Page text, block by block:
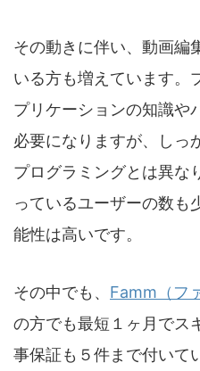
その動きに伴い、動画編
いる方も増えています。
プリケーションの知識や
必要になりますが、しっ
プログラミングとは異な
っているユーザーの数も
能性は高いです。
その中でも、 Famm（フ
の方でも最短１ヶ月でス
事保証も５件まで付いて